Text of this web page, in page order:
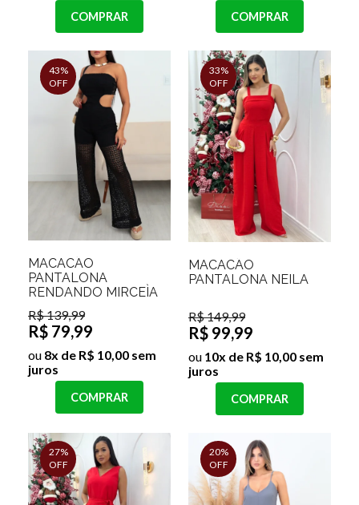
COMPRAR COMPRAR
43%
OFF
MACACÃO
PANTALONA
RENDANDO MIRCEÌA
R$ 139,99
R$ 79,99
ou 8x de R$ 10,00 sem
juros
COMPRAR
33%
OFF
MACACÃO
PANTALONA NEILA
R$ 149,99
R$ 99,99
ou 10x de R$ 10,00 sem
juros
COMPRAR
27%
OFF
20%
OFF